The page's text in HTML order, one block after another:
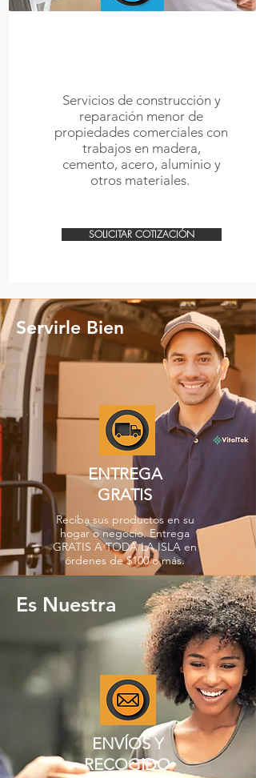
Servicios de construcción y
reparación menor de
propiedades comerciales con
trabajos en madera,
cemento, acero, aluminio y
otros materiales.
SOLICITAR COTIZACIÓN
Servirle Bien
ENTREGA
GRATIS
Reciba sus productos en su
hogar o negocio. Entrega
GRATIS A TODA LA ISLA en
órdenes de $100 o más.
Es Nuestra
ENVÍOS Y
RECOGIDO